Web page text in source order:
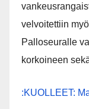
velvoitettiin
Palloseuralle
korkoineen
:KUOLLEET: